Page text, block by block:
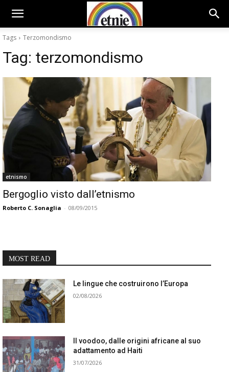
Tags Terzomondismo
Tag: terzomondismo
etnismo
Bergoglio visto dall’etnismo
Roberto C. Sonaglia - 08/09/2015
MOST READ
Le lingue che costruirono l’Europa
02/08/2026
Il voodoo, dalle origini africane al suo
adattamento ad Haiti
31/07/2026